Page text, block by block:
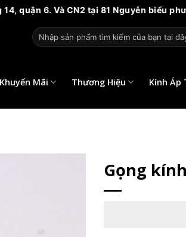
81 Nguyễn biểu phường chợ quán
Tìm
kiếm:
Khuyến Mãi Thương Hiệu Kính Áp
Gọng